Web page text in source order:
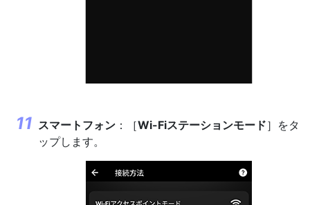
スマートフォン ：［Wi-Fiステーションモード］をタ
ップします。